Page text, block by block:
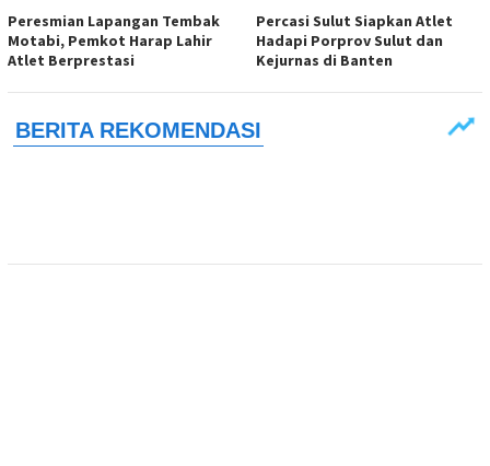
Peresmian Lapangan Tembak
Motabi, Pemkot Harap Lahir
Atlet Berprestasi
Percasi Sulut Siapkan Atlet
Hadapi Porprov Sulut dan
Kejurnas di Banten